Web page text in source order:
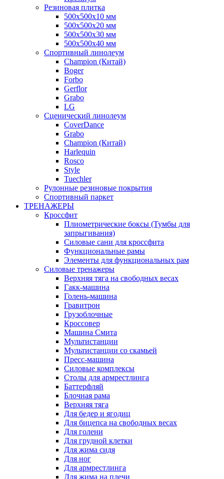
Резиновая плитка
500х500х10 мм
500х500х20 мм
500х500х30 мм
500х500х40 мм
Спортивный линолеум
Champion (Китай)
Boger
Forbo
Gerflor
Grabo
LG
Сценический линолеум
CoverDance
Grabo
Champion (Китай)
Harlequin
Rosco
Style
Tuechler
Рулонные резиновые покрытия
Спортивный паркет
ТРЕНАЖЕРЫ
Кроссфит
Плиометрические боксы (Тумбы для
запрыгивания)
Силовые сани для кроссфита
Функциональные рамы
Элементы для функциональных рам
Силовые тренажеры
Верхняя тяга на свободных весах
Гакк-машина
Голень-машина
Гравитрон
Грузоблочные
Кроссовер
Машина Смита
Мультистанции
Мультистанции со скамьей
Пресс-машина
Силовые комплексы
Столы для армрестлинга
Баттерфляй
Блочная рама
Верхняя тяга
Для бедер и ягодиц
Для бицепса на свободных весах
Для голени
Для грудной клетки
Для жима сидя
Для ног
Для армрестлинга
Для жима на плечи